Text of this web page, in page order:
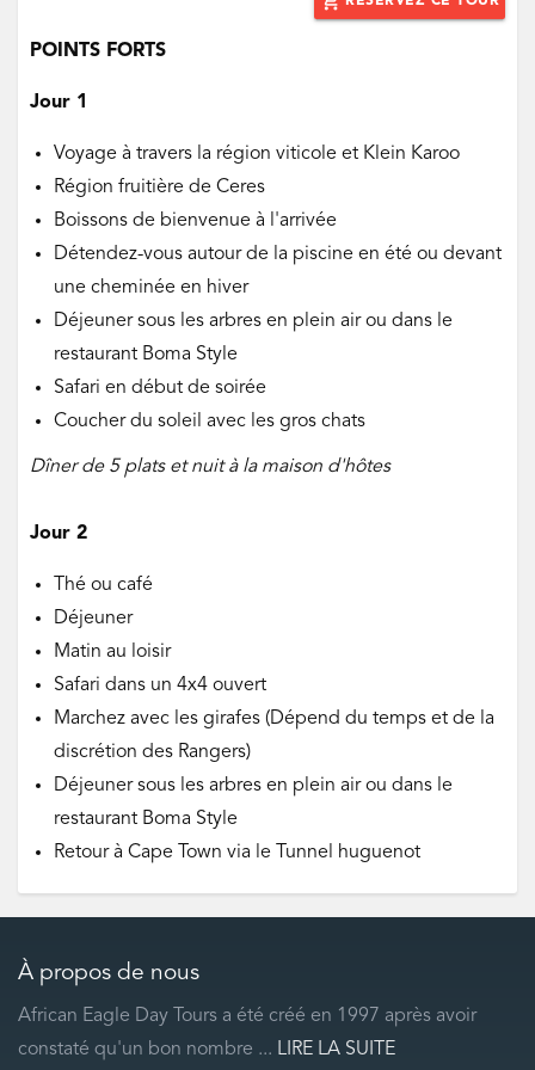
POINTS FORTS
Jour 1
Voyage à travers la région viticole et Klein Karoo
Région fruitière de Ceres
Boissons de bienvenue à l'arrivée
Détendez-vous autour de la piscine en été ou devant
une cheminée en hiver
Déjeuner sous les arbres en plein air ou dans le
restaurant Boma Style
Safari en début de soirée
Coucher du soleil avec les gros chats
Dîner de 5 plats et nuit à la maison d'hôtes
Jour 2
Thé ou café
Déjeuner
Matin au loisir
Safari dans un 4x4 ouvert
Marchez avec les girafes (Dépend du temps et de la
discrétion des Rangers)
Déjeuner sous les arbres en plein air ou dans le
restaurant Boma Style
Retour à Cape Town via le Tunnel huguenot
À propos de nous
African Eagle Day Tours a été créé en 1997 après avoir
constaté qu'un bon nombre ... LIRE LA SUITE